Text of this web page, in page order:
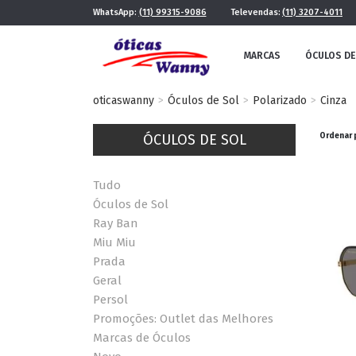
WhatsApp: (11) 99315-9086 Televendas: (11) 3207-4011
MARCAS ÓCULOS
POR ESTILO
QUADRADO
oticaswanny Óculos de Sol Polarizado Cinza
ÓCULOS DE SOL
Tudo
Óculos de Sol
Ray Ban
Miu Miu
Prada
Geral
Persol
Promoções: Outlet das Melhores
Marcas de Óculos
Ordenar